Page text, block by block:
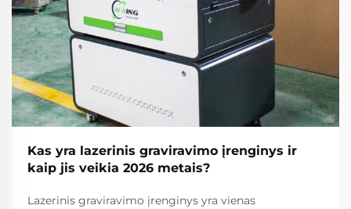
Kas yra lazerinis graviravimo įrenginys ir
kaip jis veikia 2026 metais?
Lazerinis graviravimo įrenginys yra vienas